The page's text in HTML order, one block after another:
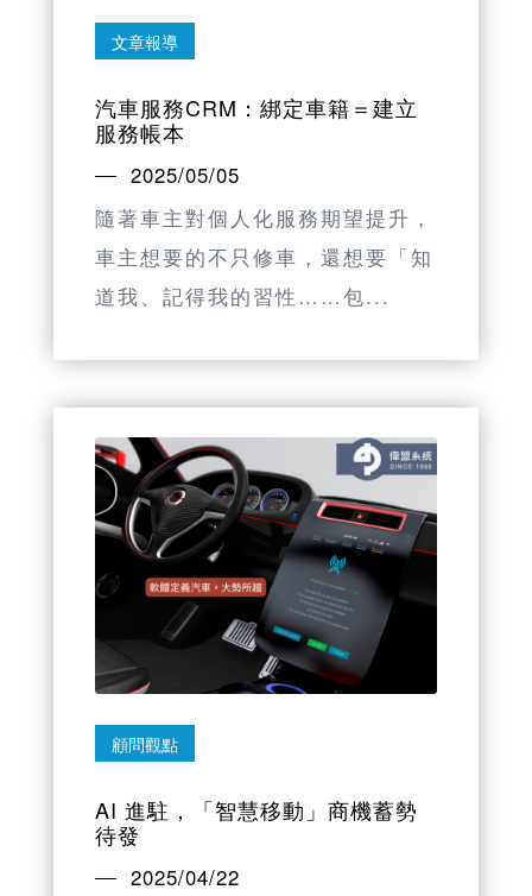
文章報導
汽車服務CRM：綁定車籍＝建立
服務帳本
2025/05/05
隨著車主對個人化服務期望提升，
車主想要的不只修車，還想要「知
道我、記得我的習性……包...
顧問觀點
AI 進駐，「智慧移動」商機蓄勢
待發
2025/04/22